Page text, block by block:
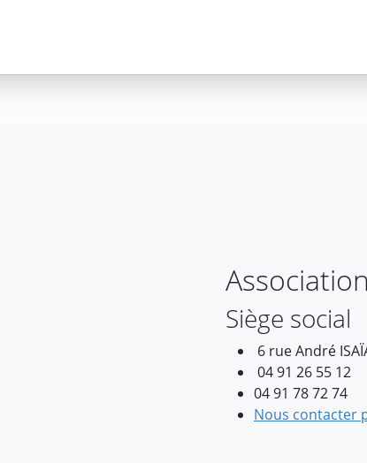
Siège social
6 rue André
04 91 26 55 12
04 91 78 72 74
Nous contacter